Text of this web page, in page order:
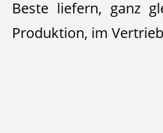
Beste liefern, ganz
Produktion, im